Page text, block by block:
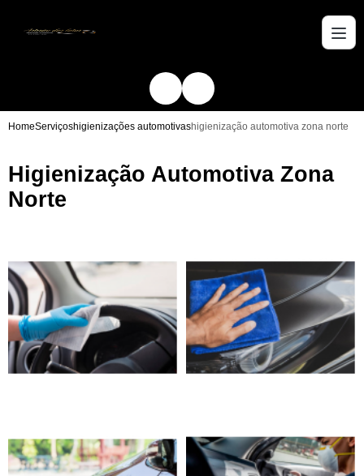
HomeServiçoshigienizações automotivashigienização automotiva zona norte
Higienização Automotiva Zona
Norte